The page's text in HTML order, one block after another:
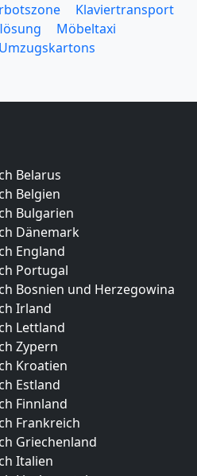
Klaviertransport
Möbeltaxi
Umzugskartons
Belarus
Belgien
Bulgarien
Dänemark
England
Portugal
Bosnien und Herzegowina
Irland
Lettland
Zypern
Kroatien
Estland
Finnland
Frankreich
Griechenland
Italien